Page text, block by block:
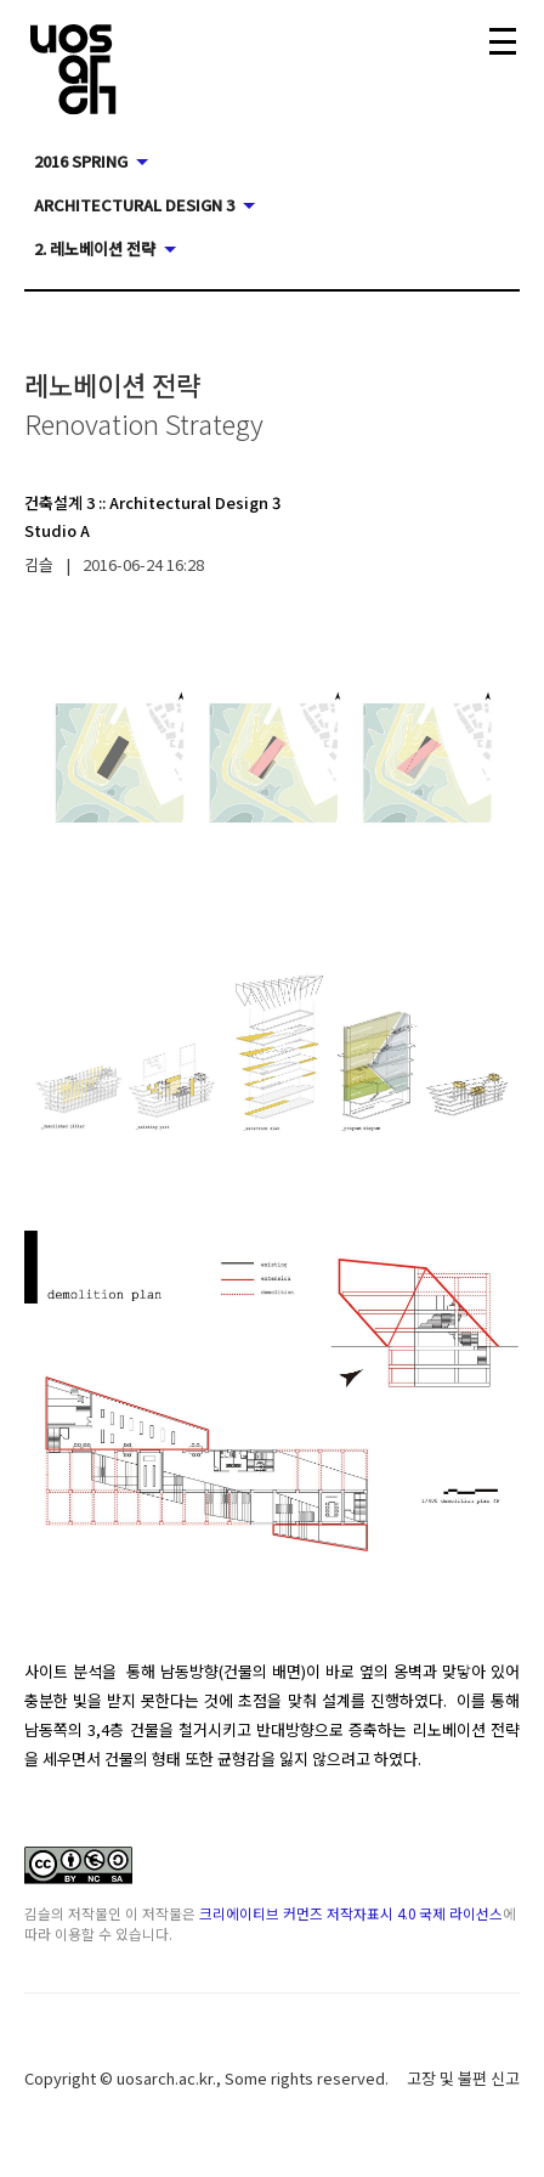
2016 SPRING
ARCHITECTURAL DESIGN 3
2. 레노베이션 전략
레노베이션 전략
Renovation Strategy
건축설계 3 ::Architectural Design 3
Studio A
김슬
| 2016-06-2416:28
사이트 분석을  통해 남동방향(건물의 배면)이 바로 옆의 옹벽과 맞닿아 있어
충분한 빛을 받지 못한다는 것에 초점을 맞춰 설계를 진행하였다.  이를 통해
남동쪽의 3,4층 건물을 철거시키고 반대방향으로 증축하는 리노베이션 전략
을 세우면서 건물의 형태 또한 균형감을 잃지 않으려고 하였다.
김슬의 저작물인 이 저작물은 크리에이티브 커먼즈 저작자표시 4.0 국제 라이선스에
따라 이용할 수 있습니다.
Copyright © uosarch.ac.kr., Some rights reserved. 고장 및 불편 신고